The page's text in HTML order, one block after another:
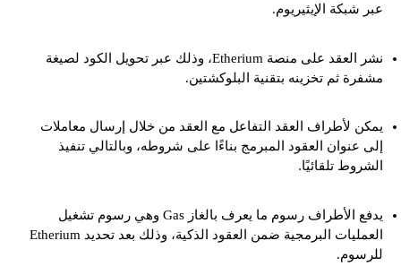
عبر شبكة الإيثيريوم.
نشر العقد على منصة Etherium، وذلك عبر تحويل الكود لصيغة
مشفرة ثم تخزينه بتقنية البلوكشتين.
يمكن لأطراف العقد التفاعل مع العقد من خلال إرسال معاملات
إلى عنوان العقود المبرمج بناءًا على شروطه، وبالتالي تنفيذ
الشروط تلقائيًا.
يدفع الأطراف رسوم ما يعرف بالغاز Gas وهي رسوم تشغيل
العمليات البرمجية ضمن العقود الذكية، وذلك بعد تحديد Etherium
للرسوم.